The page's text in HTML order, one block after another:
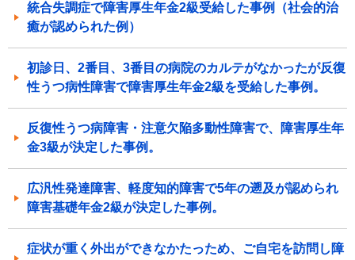
統合失調症で障害厚生年金2級受給した事例（社会的治
癒が認められた例）
初診日、2番目、3番目の病院のカルテがなかったが反復
性うつ病性障害で障害厚生年金2級を受給した事例。
反復性うつ病障害・注意欠陥多動性障害で、障害厚生年
金3級が決定した事例。
広汎性発達障害、軽度知的障害で5年の遡及が認められ
障害基礎年金2級が決定した事例。
症状が重く外出ができなかたっため、ご自宅を訪問し障